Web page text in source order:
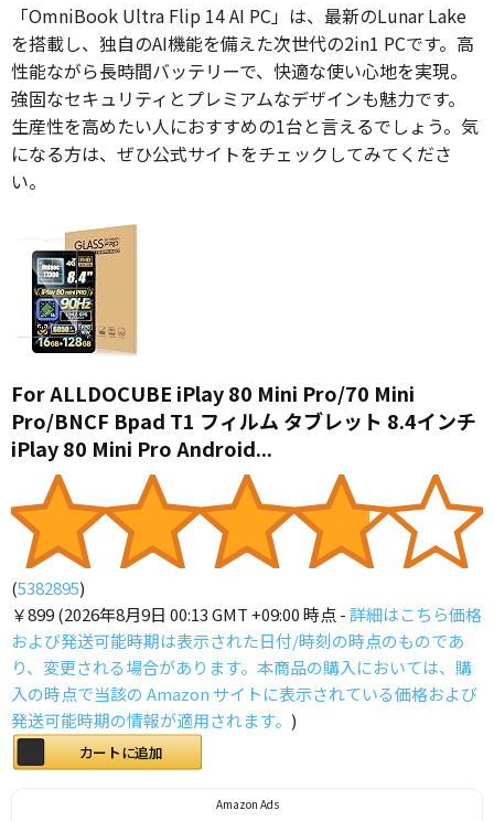
「OmniBook Ultra Flip 14 AI PC」は、最新のLunar Lake
を搭載し、独自のAI機能を備えた次世代の2in1 PCです。高
性能ながら長時間バッテリーで、快適な使い心地を実現。
強固なセキュリティとプレミアムなデザインも魅力です。
生産性を高めたい人におすすめの1台と言えるでしょう。気
になる方は、ぜひ公式サイトをチェックしてみてくださ
い。
For ALLDOCUBE iPlay 80 Mini Pro/70 Mini
Pro/BNCF Bpad T1 フィルム タブレット 8.4インチ
iPlay 80 Mini Pro Android...
(5382895)
￥899(2026年8月9日 00:13 GMT +09:00 時点 -詳細はこちら価格
および発送可能時期は表示された日付/時刻の時点のものであ
り、変更される場合があります。本商品の購入においては、購
入の時点で当該の Amazon サイトに表示されている価格および
発送可能時期の情報が適用されます。 )
カートに追加
Amazon Ads